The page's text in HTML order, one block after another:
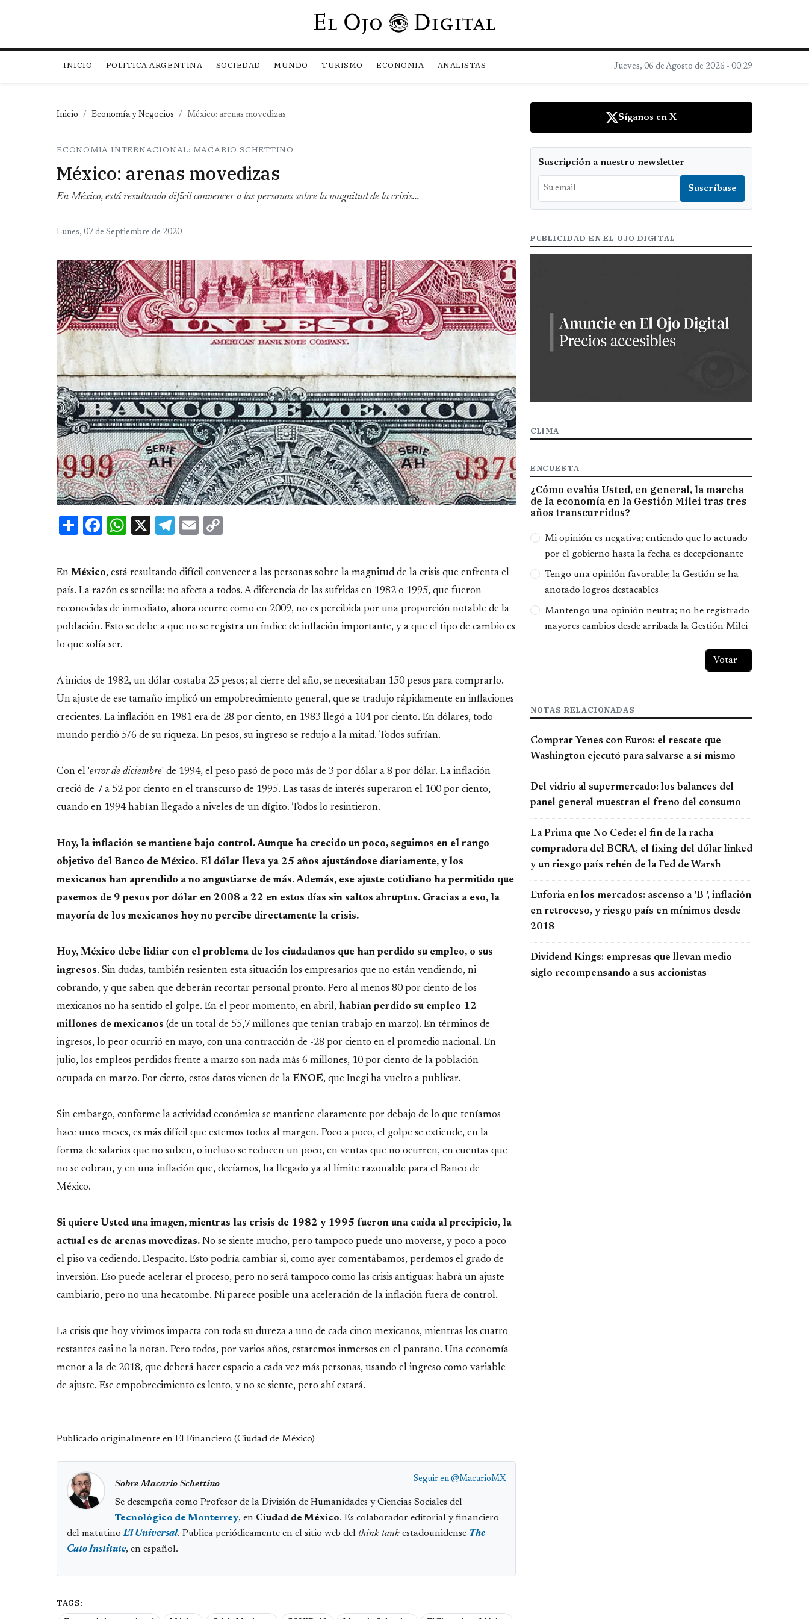
Pasar al contenido principal
INICIO POLITICA ARGENTINA SOCIEDAD MUNDO TURISMO ECONOMIA ANALISTAS Jueves, 06 de Agosto de 2026 - 00:29
Inicio Economía y Negocios México: arenas movedizas
ECONOMIA INTERNACIONAL: MACARIO SCHETTINO
México: arenas movedizas
En México, está resultando difícil convencer a las personas sobre la magnitud de la crisis...
Lunes, 07 de Septiembre de 2020
ShareFacebook
WhatsApp
X Telegram
Email
En México, está resultando difícil convencer a las personas sobre la magnitud de la crisis que enfrenta el
país. La razón es sencilla: no afecta a todos. A diferencia de las sufridas en 1982 o 1995, que fueron
reconocidas de inmediato, ahora ocurre como en 2009, no es percibida por una proporción notable de la
población. Esto se debe a que no se registra un índice de inflación importante, y a que el tipo de cambio es
lo que solía ser.
A inicios de 1982, un dólar costaba 25 pesos; al cierre del año, se necesitaban 150 pesos para comprarlo.
Un ajuste de ese tamaño implicó un empobrecimiento general, que se tradujo rápidamente en inflaciones
crecientes. La inflación en 1981 era de 28 por ciento, en 1983 llegó a 104 por ciento. En dólares, todo
mundo perdió 5/6 de su riqueza. En pesos, su ingreso se redujo a la mitad. Todos sufrían.
Con el 'error de diciembre' de 1994, el peso pasó de poco más de 3 por dólar a 8 por dólar. La inflación
creció de 7 a 52 por ciento en el transcurso de 1995. Las tasas de interés superaron el 100 por ciento,
cuando en 1994 habían llegado a niveles de un dígito. Todos lo resintieron.
Hoy, la inflación se mantiene bajo control. Aunque ha crecido un poco, seguimos en el rango
objetivo del Banco de México. El dólar lleva ya 25 años ajustándose diariamente, y los
mexicanos han aprendido a no angustiarse de más. Además, ese ajuste cotidiano ha permitido que
pasemos de 9 pesos por dólar en 2008 a 22 en estos días sin saltos abruptos. Gracias a eso, la
mayoría de los mexicanos hoy no percibe directamente la crisis.
Hoy, México debe lidiar con el problema de los ciudadanos que han perdido su empleo, o sus
ingresos. Sin dudas, también resienten esta situación los empresarios que no están vendiendo, ni
cobrando, y que saben que deberán recortar personal pronto. Pero al menos 80 por ciento de los
mexicanos no ha sentido el golpe. En el peor momento, en abril, habían perdido su empleo 12
millones de mexicanos (de un total de 55,7 millones que tenían trabajo en marzo). En términos de
ingresos, lo peor ocurrió en mayo, con una contracción de -28 por ciento en el promedio nacional. En
julio, los empleos perdidos frente a marzo son nada más 6 millones, 10 por ciento de la población
ocupada en marzo. Por cierto, estos datos vienen de la ENOE, que Inegi ha vuelto a publicar.
Sin embargo, conforme la actividad económica se mantiene claramente por debajo de lo que teníamos
hace unos meses, es más difícil que estemos todos al margen. Poco a poco, el golpe se extiende, en la
forma de salarios que no suben, o incluso se reducen un poco, en ventas que no ocurren, en cuentas que
no se cobran, y en una inflación que, decíamos, ha llegado ya al límite razonable para el Banco de
México.
Si quiere Usted una imagen, mientras las crisis de 1982 y 1995 fueron una caída al precipicio, la
actual es de arenas movedizas. No se siente mucho, pero tampoco puede uno moverse, y poco a poco
el piso va cediendo. Despacito. Esto podría cambiar si, como ayer comentábamos, perdemos el grado de
inversión. Eso puede acelerar el proceso, pero no será tampoco como las crisis antiguas: habrá un ajuste
cambiario, pero no una hecatombe. Ni parece posible una aceleración de la inflación fuera de control.
La crisis que hoy vivimos impacta con toda su dureza a uno de cada cinco mexicanos, mientras los cuatro
restantes casi no la notan. Pero todos, por varios años, estaremos inmersos en el pantano. Una economía
menor a la de 2018, que deberá hacer espacio a cada vez más personas, usando el ingreso como variable
de ajuste. Ese empobrecimiento es lento, y no se siente, pero ahí estará.
Publicado originalmente en El Financiero (Ciudad de México)
Seguir en @MacarioMX
Sobre Macario Schettino
Se desempeña como Profesor de la División de Humanidades y Ciencias Sociales del
Tecnológico de Monterrey, en Ciudad de México. Es colaborador editorial y financiero
del matutinoEl Universal. Publica periódicamente en el sitio web del think tank estadounidense The
Cato Institute, en español.
TAGS:
Síganos en X
Suscripción a nuestro newsletter
PUBLICIDAD EN EL OJO DIGITAL
CLIMA
ENCUESTA
¿Cómo evalúa Usted, en general, la marcha
de la economía en la Gestión Milei tras tres
años transcurridos?
Opciones
Mi opinión es negativa; entiendo que lo actuado
por el gobierno hasta la fecha es decepcionante
Tengo una opinión favorable; la Gestión se ha
anotado logros destacables
Mantengo una opinión neutra; no he registrado
mayores cambios desde arribada la Gestión Milei
NOTAS RELACIONADAS
Comprar Yenes con Euros: el rescate que
Washington ejecutó para salvarse a sí mismo
Del vidrio al supermercado: los balances del
panel general muestran el freno del consumo
La Prima que No Cede: el fin de la racha
compradora del BCRA, el fixing del dólar linked
y un riesgo país rehén de la Fed de Warsh
Euforia en los mercados: ascenso a 'B-', inflación
en retroceso, y riesgo país en mínimos desde
2018
Dividend Kings: empresas que llevan medio
siglo recompensando a sus accionistas